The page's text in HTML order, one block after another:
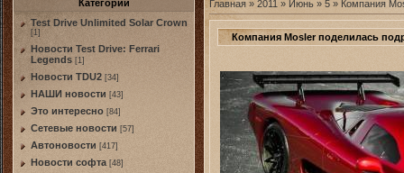
Категории
Test Drive Unlimited Solar Crown
[1]
Новости Test Drive: Ferrari
Legends [1]
Новости TDU2 [34]
НАШИ новости [43]
Это интересно [84]
Сетевые новости [57]
Автоновости [417]
Новости софта [48]
Главная » 2011 » Июнь » 5 » Компания
Компания Mosler поделилась